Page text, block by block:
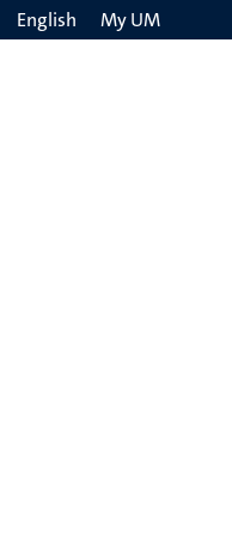
English My UM